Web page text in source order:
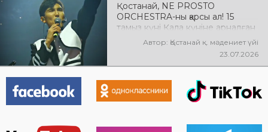
Қостанай, NE PROSTO
ORCHESTRA-ны қарсы ал! 15
тамыз күні Қала күніне арналған
мерекелік концертте NE
PROSTO ORCHESTRA өнер
көрсетеді! @ne_prosto_orchestra
Автор: Қостанай қ. мәдениет үйі
23.07.2026